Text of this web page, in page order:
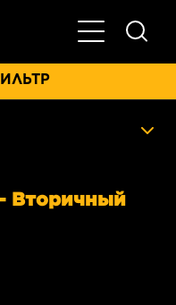
Главное
Вторичный